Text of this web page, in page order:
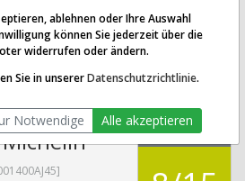
Check
Wachstums-Check
Michelin
QUALITÄTS-
ablehnen oder Ihre Auswahl
können Sie jederzeit über die
widerrufen oder ändern.
Sie in unsererDatenschutzrichtlinie.
Notwendige Alle akzeptieren